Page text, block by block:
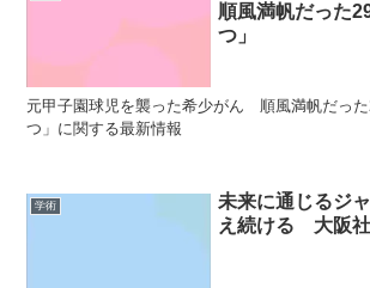
順風満帆だった
つ」
元甲子園球児を襲った希少がん 順風満帆だっ
つ」に関する最新情報
学術
未来に通じるジ
え続ける 大阪